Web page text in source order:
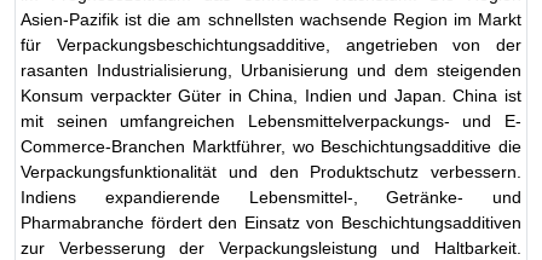
Asien-Pazifik ist die am schnellsten wachsende Region im Markt
für Verpackungsbeschichtungsadditive, angetrieben von der
rasanten Industrialisierung, Urbanisierung und dem steigenden
Konsum verpackter Güter in China, Indien und Japan. China ist
mit seinen umfangreichen Lebensmittelverpackungs- und E-
Commerce-Branchen Marktführer, wo Beschichtungsadditive die
Verpackungsfunktionalität und den Produktschutz verbessern.
Indiens expandierende Lebensmittel-, Getränke- und
Pharmabranche fördert den Einsatz von Beschichtungsadditiven
zur Verbesserung der Verpackungsleistung und Haltbarkeit.